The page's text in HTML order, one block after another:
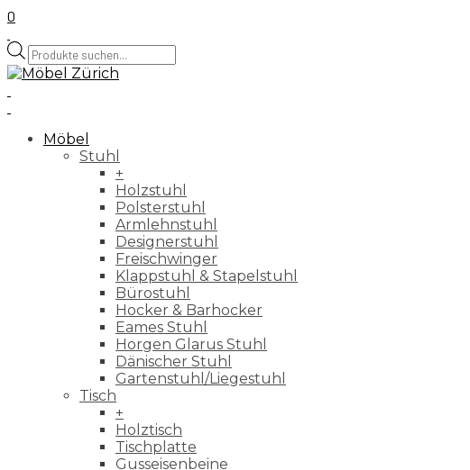
0
Products
search
Möbel
Stuhl
+
Holzstuhl
Polsterstuhl
Armlehnstuhl
Designerstuhl
Freischwinger
Klappstuhl & Stapelstuhl
Bürostuhl
Hocker & Barhocker
Eames Stuhl
Horgen Glarus Stuhl
Dänischer Stuhl
Gartenstuhl/Liegestuhl
Tisch
+
Holztisch
Tischplatte
Gusseisenbeine